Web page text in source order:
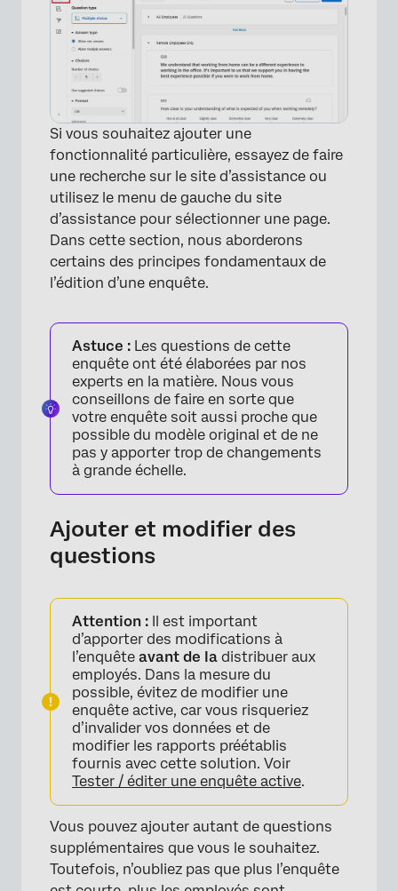
×
Si vous souhaitez ajouter une
fonctionnalité particulière, essayez de faire
une recherche sur le site d’assistance ou
utilisez le menu de gauche du site
d’assistance pour sélectionner une page.
Dans cette section, nous aborderons
certains des principes fondamentaux de
l’édition d’une enquête.
Astuce : Les questions de cette
enquête ont été élaborées par nos
experts en la matière. Nous vous
conseillons de faire en sorte que
votre enquête soit aussi proche que
possible du modèle original et de ne
pas y apporter trop de changements
à grande échelle.
Ajouter et modifier des
questions
Attention : Il est important
d’apporter des modifications à
l’enquête avant de la distribuer aux
employés. Dans la mesure du
possible, évitez de modifier une
enquête active, car vous risqueriez
d’invalider vos données et de
modifier les rapports préétablis
fournis avec cette solution. Voir
Tester / éditer une enquête active.
Vous pouvez ajouter autant de questions
supplémentaires que vous le souhaitez.
Toutefois, n’oubliez pas que plus l’enquête